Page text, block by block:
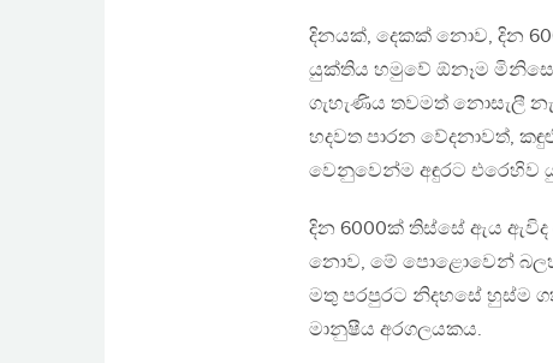
දිනයක්, දෙකක් නොව, දින
යුක්තිය හමුවේ ඕනෑම
ගැහැණිය තවමත් නොසැලී
හදවත පාරන වේදනාවත්,
වෙනුවෙන්ම අඳුරට
දින 6000ක් තිස්සේ ඇය
නොව, මේ පොළොවෙන්
මතු පරපුරට නිදහසේ හුස්ම
මානුෂීය අරගලයකය.